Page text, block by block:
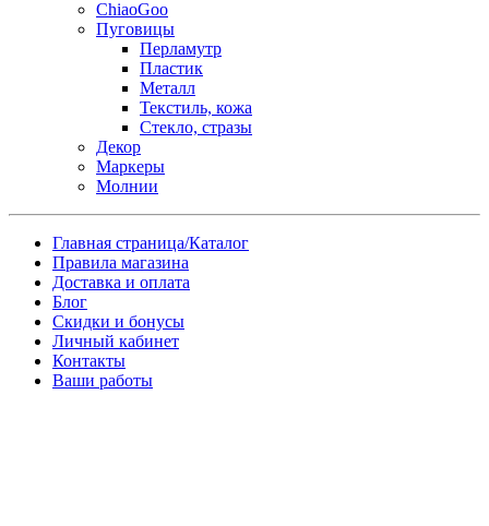
ChiaoGoo
Пуговицы
Перламутр
Пластик
Металл
Текстиль, кожа
Стекло, стразы
Декор
Маркеры
Молнии
Главная страница/Каталог
Правила магазина
Доставка и оплата
Блог
Скидки и бонусы
Личный кабинет
Контакты
Ваши работы